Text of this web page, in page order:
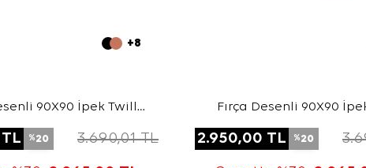
+8
90X90 İpek Twill
%20 3.690,01TL
Fırça Desenli 90X90
2.950,00 TL %20